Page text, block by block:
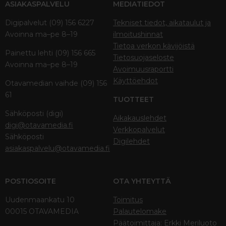
ASIAKASPALVELU
Digipalvelut (09) 156 6227
Avoinna ma–pe 8–19
Painettu lehti (09) 156 665
Avoinna ma–pe 8–19
Otavamedian vaihde (09) 156
61
Sähköposti (digi)
digi@otavamedia.fi
Sähköposti
asiakaspalvelu@otavamedia.fi
MEDIATIEDOT
Tekniset tiedot, aikataulut ja
ilmoitushinnat
Tietoa verkon kävijöistä
Tietosuojaseloste
Avoimuusraportti
Käyttöehdot
TUOTTEET
Aikakauslehdet
Verkkopalvelut
Digilehdet
POSTIOSOITE
Uudenmaankatu 10
00015 OTAVAMEDIA
OTA YHTEYTTÄ
Toimitus
Palautelomake
Päätoimittaja: Erkki Meriluoto